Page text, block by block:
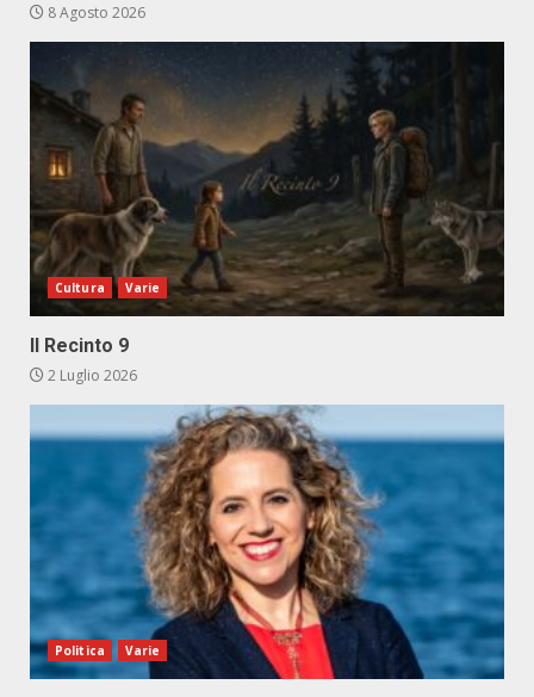
8 Agosto 2026
Cultura Varie
Il Recinto 9
2 Luglio 2026
Politica Varie